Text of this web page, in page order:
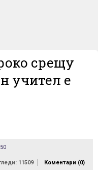
срещу
учител е
11509 Коментари (0)